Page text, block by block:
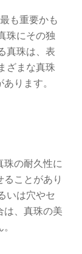
も重要かも
珠にその独
真珠は、表
ざまな真珠
ります。
珠の耐久性に
ことがあり
いは穴やセ
は、真珠の美